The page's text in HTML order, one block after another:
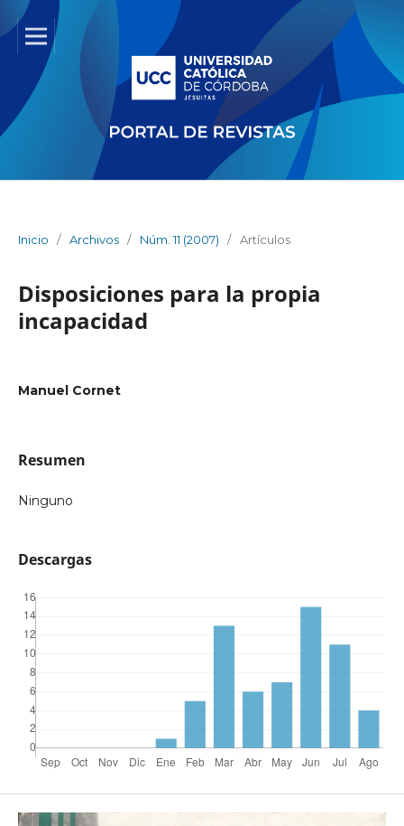
Inicio / Archivos / Núm. 11 (2007) / Artículos
Disposiciones para la propia
incapacidad
Manuel Cornet
Resumen
Ninguno
Descargas